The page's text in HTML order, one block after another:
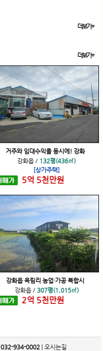
더보기+
더보기+
거주와 임대수익을 동시에! 강화
강화읍 / 132평(436㎡)
[상가주택]
5억 5천만원
강화읍 옥림리 농업·가공 복합시
강화읍/ 307평(1,015㎡)
2억 5천만원
032-934-0002 오시는길